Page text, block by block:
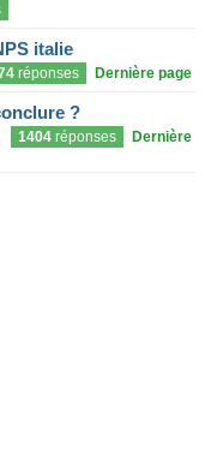
italie
réponses Dernière page
?
1404 réponses
Dernière